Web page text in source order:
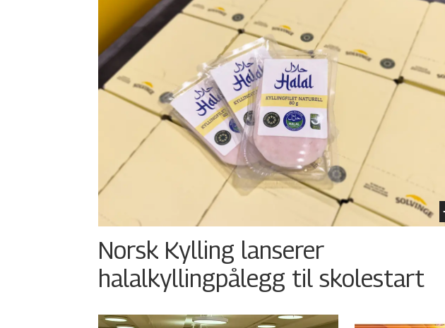
Norsk Kylling lanserer
halalkyllingpålegg til skolestart